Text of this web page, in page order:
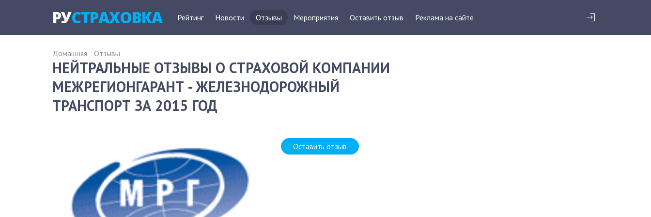
РУСТРАХОВКА Рейтинг Новости Отзывы Мероприятия Оставить отзыв Реклама на сайте
Домашняя Отзывы
НЕЙТРАЛЬНЫЕ ОТЗЫВЫ О СТРАХОВОЙ КОМПАНИИ
МЕЖРЕГИОНГАРАНТ - ЖЕЛЕЗНОДОРОЖНЫЙ
ТРАНСПОРТ ЗА 2015 ГОД
Оставить отзыв